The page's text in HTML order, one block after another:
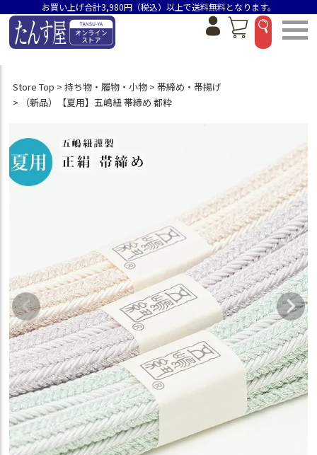
お買い上げ合計3,980円（税込）以上で送料無料となります。
Store Top 持ち物・履物・小物
帯締め・帯揚げ
（新品）【夏用】五嶋紐 帯締め 都粋